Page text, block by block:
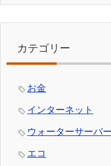
カテゴリー
お金
インターネット
ウォーターサーバー
エコ